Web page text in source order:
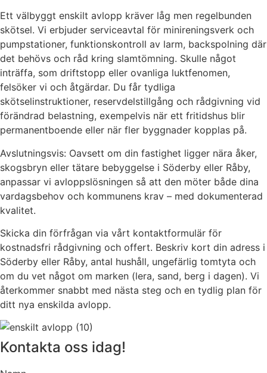
Ett välbyggt enskilt avlopp kräver låg men regelbunden
skötsel. Vi erbjuder serviceavtal för minireningsverk och
pumpstationer, funktionskontroll av larm, backspolning där
det behövs och råd kring slamtömning. Skulle något
inträffa, som driftstopp eller ovanliga luktfenomen,
felsöker vi och åtgärdar. Du får tydliga
skötselinstruktioner, reservdelstillgång och rådgivning vid
förändrad belastning, exempelvis när ett fritidshus blir
permanentboende eller när fler byggnader kopplas på.
Avslutningsvis: Oavsett om din fastighet ligger nära åker,
skogsbryn eller tätare bebyggelse i Söderby eller Råby,
anpassar vi avloppslösningen så att den möter både dina
vardagsbehov och kommunens krav – med dokumenterad
kvalitet.
Skicka din förfrågan via vårt kontaktformulär för
kostnadsfri rådgivning och offert. Beskriv kort din adress i
Söderby eller Råby, antal hushåll, ungefärlig tomtyta och
om du vet något om marken (lera, sand, berg i dagen). Vi
återkommer snabbt med nästa steg och en tydlig plan för
ditt nya enskilda avlopp.
Kontakta oss idag!